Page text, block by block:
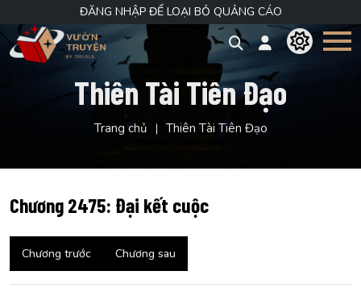
ĐĂNG NHẬP ĐỂ LOẠI BỎ QUẢNG CÁO
Thiên Tài Tiên Đạo
Trang chủ Thiên Tài Tiên Đạo
Chương 2475: Đại kết cuộc
Chương trước Chương sau